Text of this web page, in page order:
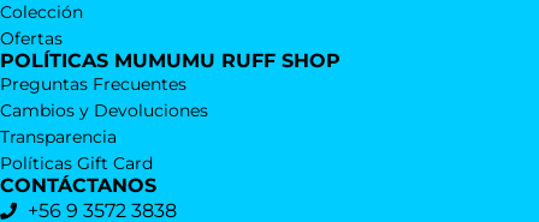
Colección
Ofertas
POLÍTICAS MUMUMU RUFF SHOP
Preguntas Frecuentes
Cambios y Devoluciones
Transparencia
Políticas Gift Card
CONTÁCTANOS
+56 9 3572 3838